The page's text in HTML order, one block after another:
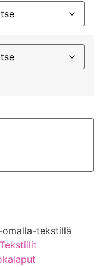
tekstillä
Tekstiilit